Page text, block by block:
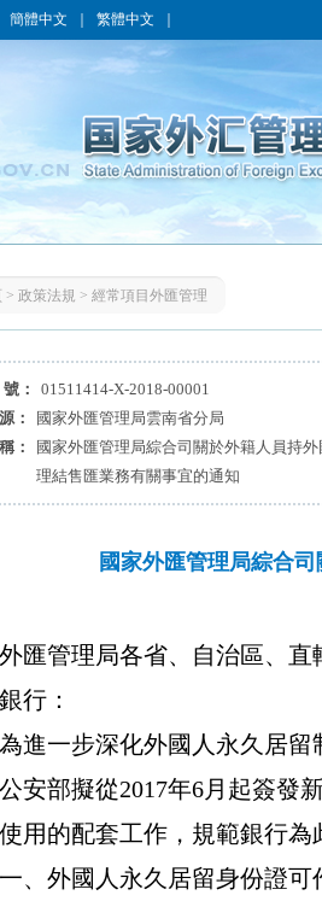
簡體中文 繁體中文
> 政策法規 > 經常項目外匯管理
： 01511414-X-2018-00001
：
國家外匯管理局雲南省分局
：
國家外匯管理局綜合司關於外籍人員持
理結售匯業務有關事宜的通知
國家外匯管理局綜合
匯管理局各省、自治區、
行：
為進一步深化外國人永久居
安部擬從2017年6月起簽發
用的配套工作，規範銀行為
一、外國人永久居留身份證